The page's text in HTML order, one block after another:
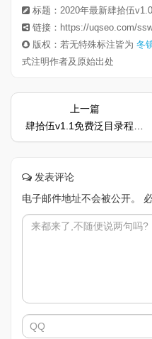
标题：2020年最新肆拾伍
链接：https://uqseo.com/
版权：若无特殊标注皆为 冬
式注明作者及原始出处
上一篇
肆拾伍v1.1免费泛目录程序6月最新版使用教程
发表评论
电子邮件地址不会被公开。